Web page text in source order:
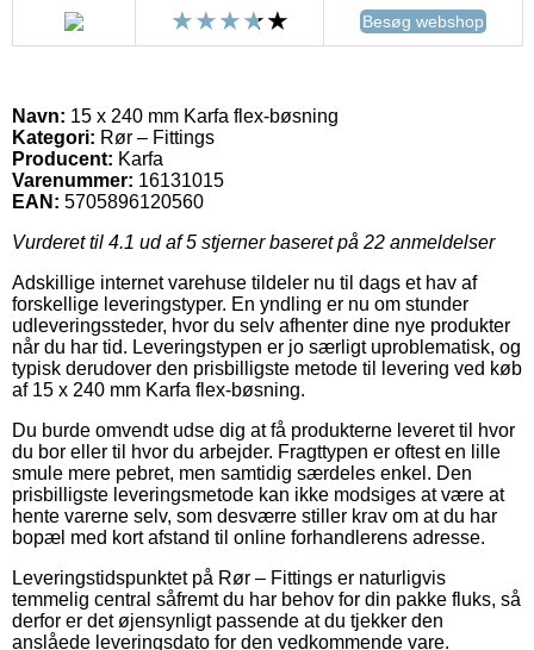
Besøg webshop
Navn: 15 x 240 mm Karfa flex-bøsning
Kategori: Rør – Fittings
Producent: Karfa
Varenummer: 16131015
EAN: 5705896120560
Vurderet til 4.1 ud af 5 stjerner baseret på 22 anmeldelser
Adskillige internet varehuse tildeler nu til dags et hav af
forskellige leveringstyper. En yndling er nu om stunder
udleveringssteder, hvor du selv afhenter dine nye produkter
når du har tid. Leveringstypen er jo særligt uproblematisk, og
typisk derudover den prisbilligste metode til levering ved køb
af 15 x 240 mm Karfa flex-bøsning.
Du burde omvendt udse dig at få produkterne leveret til hvor
du bor eller til hvor du arbejder. Fragttypen er oftest en lille
smule mere pebret, men samtidig særdeles enkel. Den
prisbilligste leveringsmetode kan ikke modsiges at være at
hente varerne selv, som desværre stiller krav om at du har
bopæl med kort afstand til online forhandlerens adresse.
Leveringstidspunktet på Rør – Fittings er naturligvis
temmelig central såfremt du har behov for din pakke fluks, så
derfor er det øjensynligt passende at du tjekker den
anslåede leveringsdato for den vedkommende vare.